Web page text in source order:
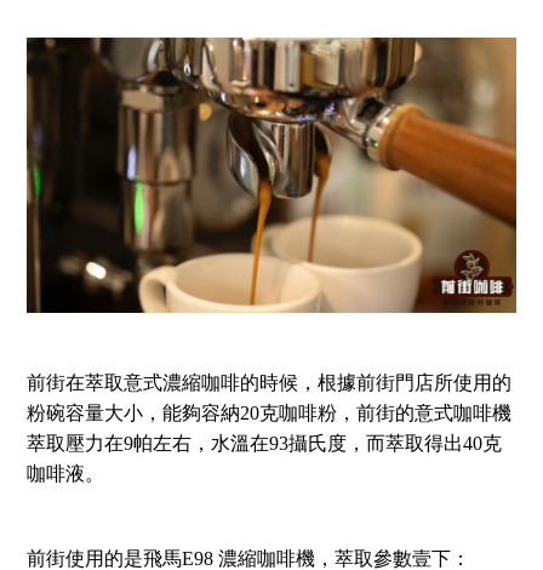
前街在萃取意式濃縮咖啡的時候，根據前街門店所使用的
粉碗容量大小，能夠容納20克咖啡粉，前街的意式咖啡機
萃取壓力在9帕左右，水溫在93攝氏度，而萃取得出40克
咖啡液。
前街使用的是飛馬E98 濃縮咖啡機，萃取參數壹下：